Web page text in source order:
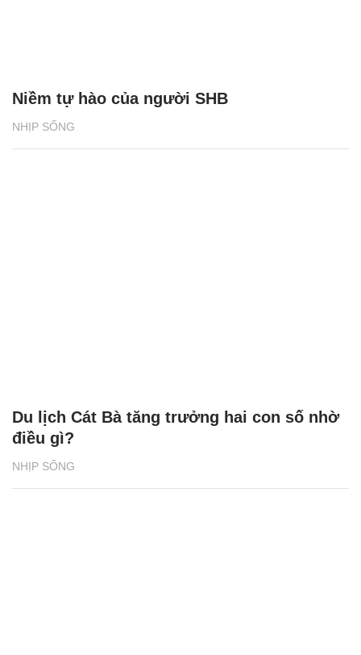
NHỊP SỐNG
Niềm tự hào của người SHB
NHỊP SỐNG
Du lịch Cát Bà tăng trưởng hai con số nhờ
điều gì?